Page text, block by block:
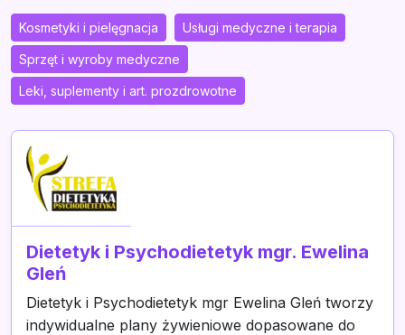
Kosmetyki i pielęgnacja Usługi medyczne i terapia
Sprzęt i wyroby medyczne
Leki, suplementy i art. prozdrowotne
Dietetyk i Psychodietetyk mgr. Ewelina
Gleń
Dietetyk i Psychodietetyk mgr Ewelina Gleń tworzy
indywidualne plany żywieniowe dopasowane do